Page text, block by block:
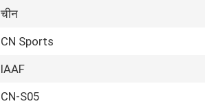
चीन
CN Sports
IAAF
CN-S05